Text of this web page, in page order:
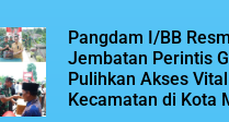
Pangdam I/BB
Jembatan Perintis
Pulihkan Akses
Kecamatan di Kota